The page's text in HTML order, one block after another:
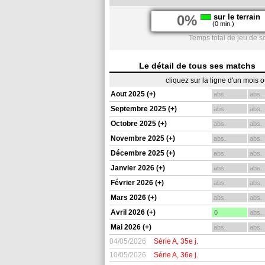
0% sur le terrain
(0 min.)
Temps total de jeu de
Le détail de tous ses matchs
cliquez sur la ligne d'un mois
Aout 2025 (+)
abs. abs.
Septembre 2025 (+) abs. abs.
Octobre 2025 (+) abs. abs.
Novembre 2025 (+) abs. abs.
Décembre 2025 (+) abs. abs.
Janvier 2026 (+) abs. abs.
Février 2026 (+) abs. abs.
Mars 2026 (+) abs. abs.
Avril 2026 (+) 0 abs.
Mai 2026 (+) abs. abs.
04/05/2026 Série A, 35e j.
10/05/2026
Série A, 36e j.